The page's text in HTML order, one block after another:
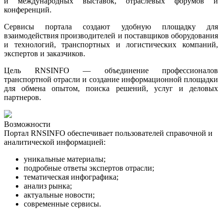
конференций.
Сервисы портала создают удобную площадку для
взаимодействия производителей и поставщиков оборудования
и технологий, транспортных и логистических компаний,
экспертов и заказчиков.
Цель RNSINFO — объединение профессионалов
транспортной отрасли и создание информационной площадки
для обмена опытом, поиска решений, услуг и деловых
партнеров.
Возможности
Портал RNSINFO обеспечивает пользователей справочной и
аналитической информацией:
уникальные материалы;
подробные ответы экспертов отрасли;
тематическая инфографика;
анализ рынка;
актуальные новости;
современные сервисы.